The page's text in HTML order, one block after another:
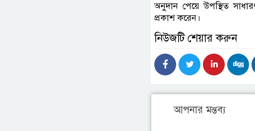
অনুদান পেয়ে উপস্থিত
প্রকাশ করেন।
নিউজটি শেয়ার করুন
আপনার মন্তব্য